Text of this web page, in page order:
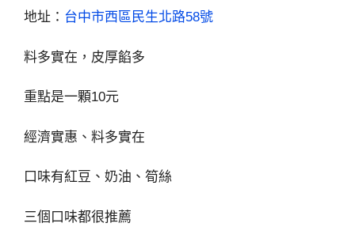
地址： 台中市西區民生北路58號
料多實在，皮厚餡多
重點是一顆10元
經濟實惠、料多實在
口味有紅豆、奶油、筍絲
三個口味都很推薦